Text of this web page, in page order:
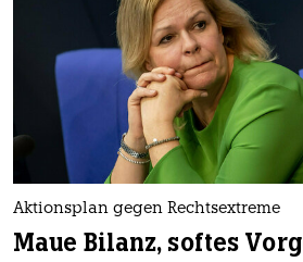
Aktionsplan gegen Rechtsextreme
Maue Bilanz, softes